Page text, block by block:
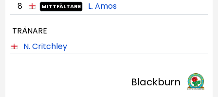
8 MITTFÄLTARE L. Amos
TRÄNARE
N. Critchley
Blackburn